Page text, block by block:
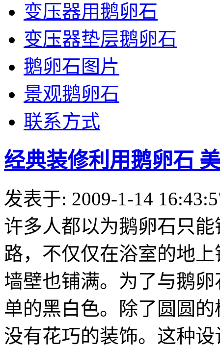
变压器用鹅卵石
变压器垫层鹅卵石
鹅卵石图片
景观鹅卵石
联系方式
经典装修利用鹅卵石
发表于: 2009-1-14
许多人都以为鹅卵石只
路，不仅仅在浴室的地
墙壁也铺满。为了与鹅
单的黑白色。除了圆圆
没有花巧的装饰。这种